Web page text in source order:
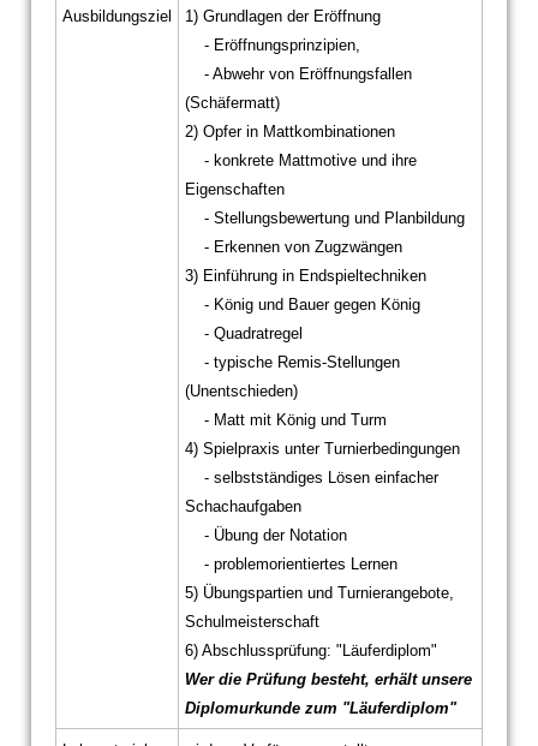
Ausbildungsziel
1) Grundlagen der Eröffnung
- Eröffnungsprinzipien,
- Abwehr von Eröffnungsfallen
(Schäfermatt)
2) Opfer in Mattkombinationen
- konkrete Mattmotive und ihre
Eigenschaften
- Stellungsbewertung und Planbildung
- Erkennen von Zugzwängen
3) Einführung in Endspieltechniken
- König und Bauer gegen König
- Quadratregel
- typische Remis-Stellungen
(Unentschieden)
- Matt mit König und Turm
4) Spielpraxis unter Turnierbedingungen
- selbstständiges Lösen einfacher
Schachaufgaben
- Übung der Notation
- problemorientiertes Lernen
5) Übungspartien und Turnierangebote,
Schulmeisterschaft
6) Abschlussprüfung: "Läuferdiplom"
Wer die Prüfung besteht, erhält unsere
Diplomurkunde zum "Läuferdiplom"